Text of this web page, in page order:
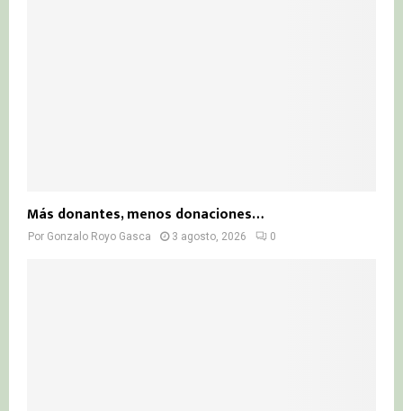
Más donantes, menos donaciones…
Por Gonzalo Royo Gasca 3 agosto, 2026 0